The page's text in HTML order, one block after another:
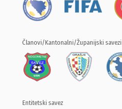
Članovi/Kantonalni/Županijski savezi
Entitetski savez